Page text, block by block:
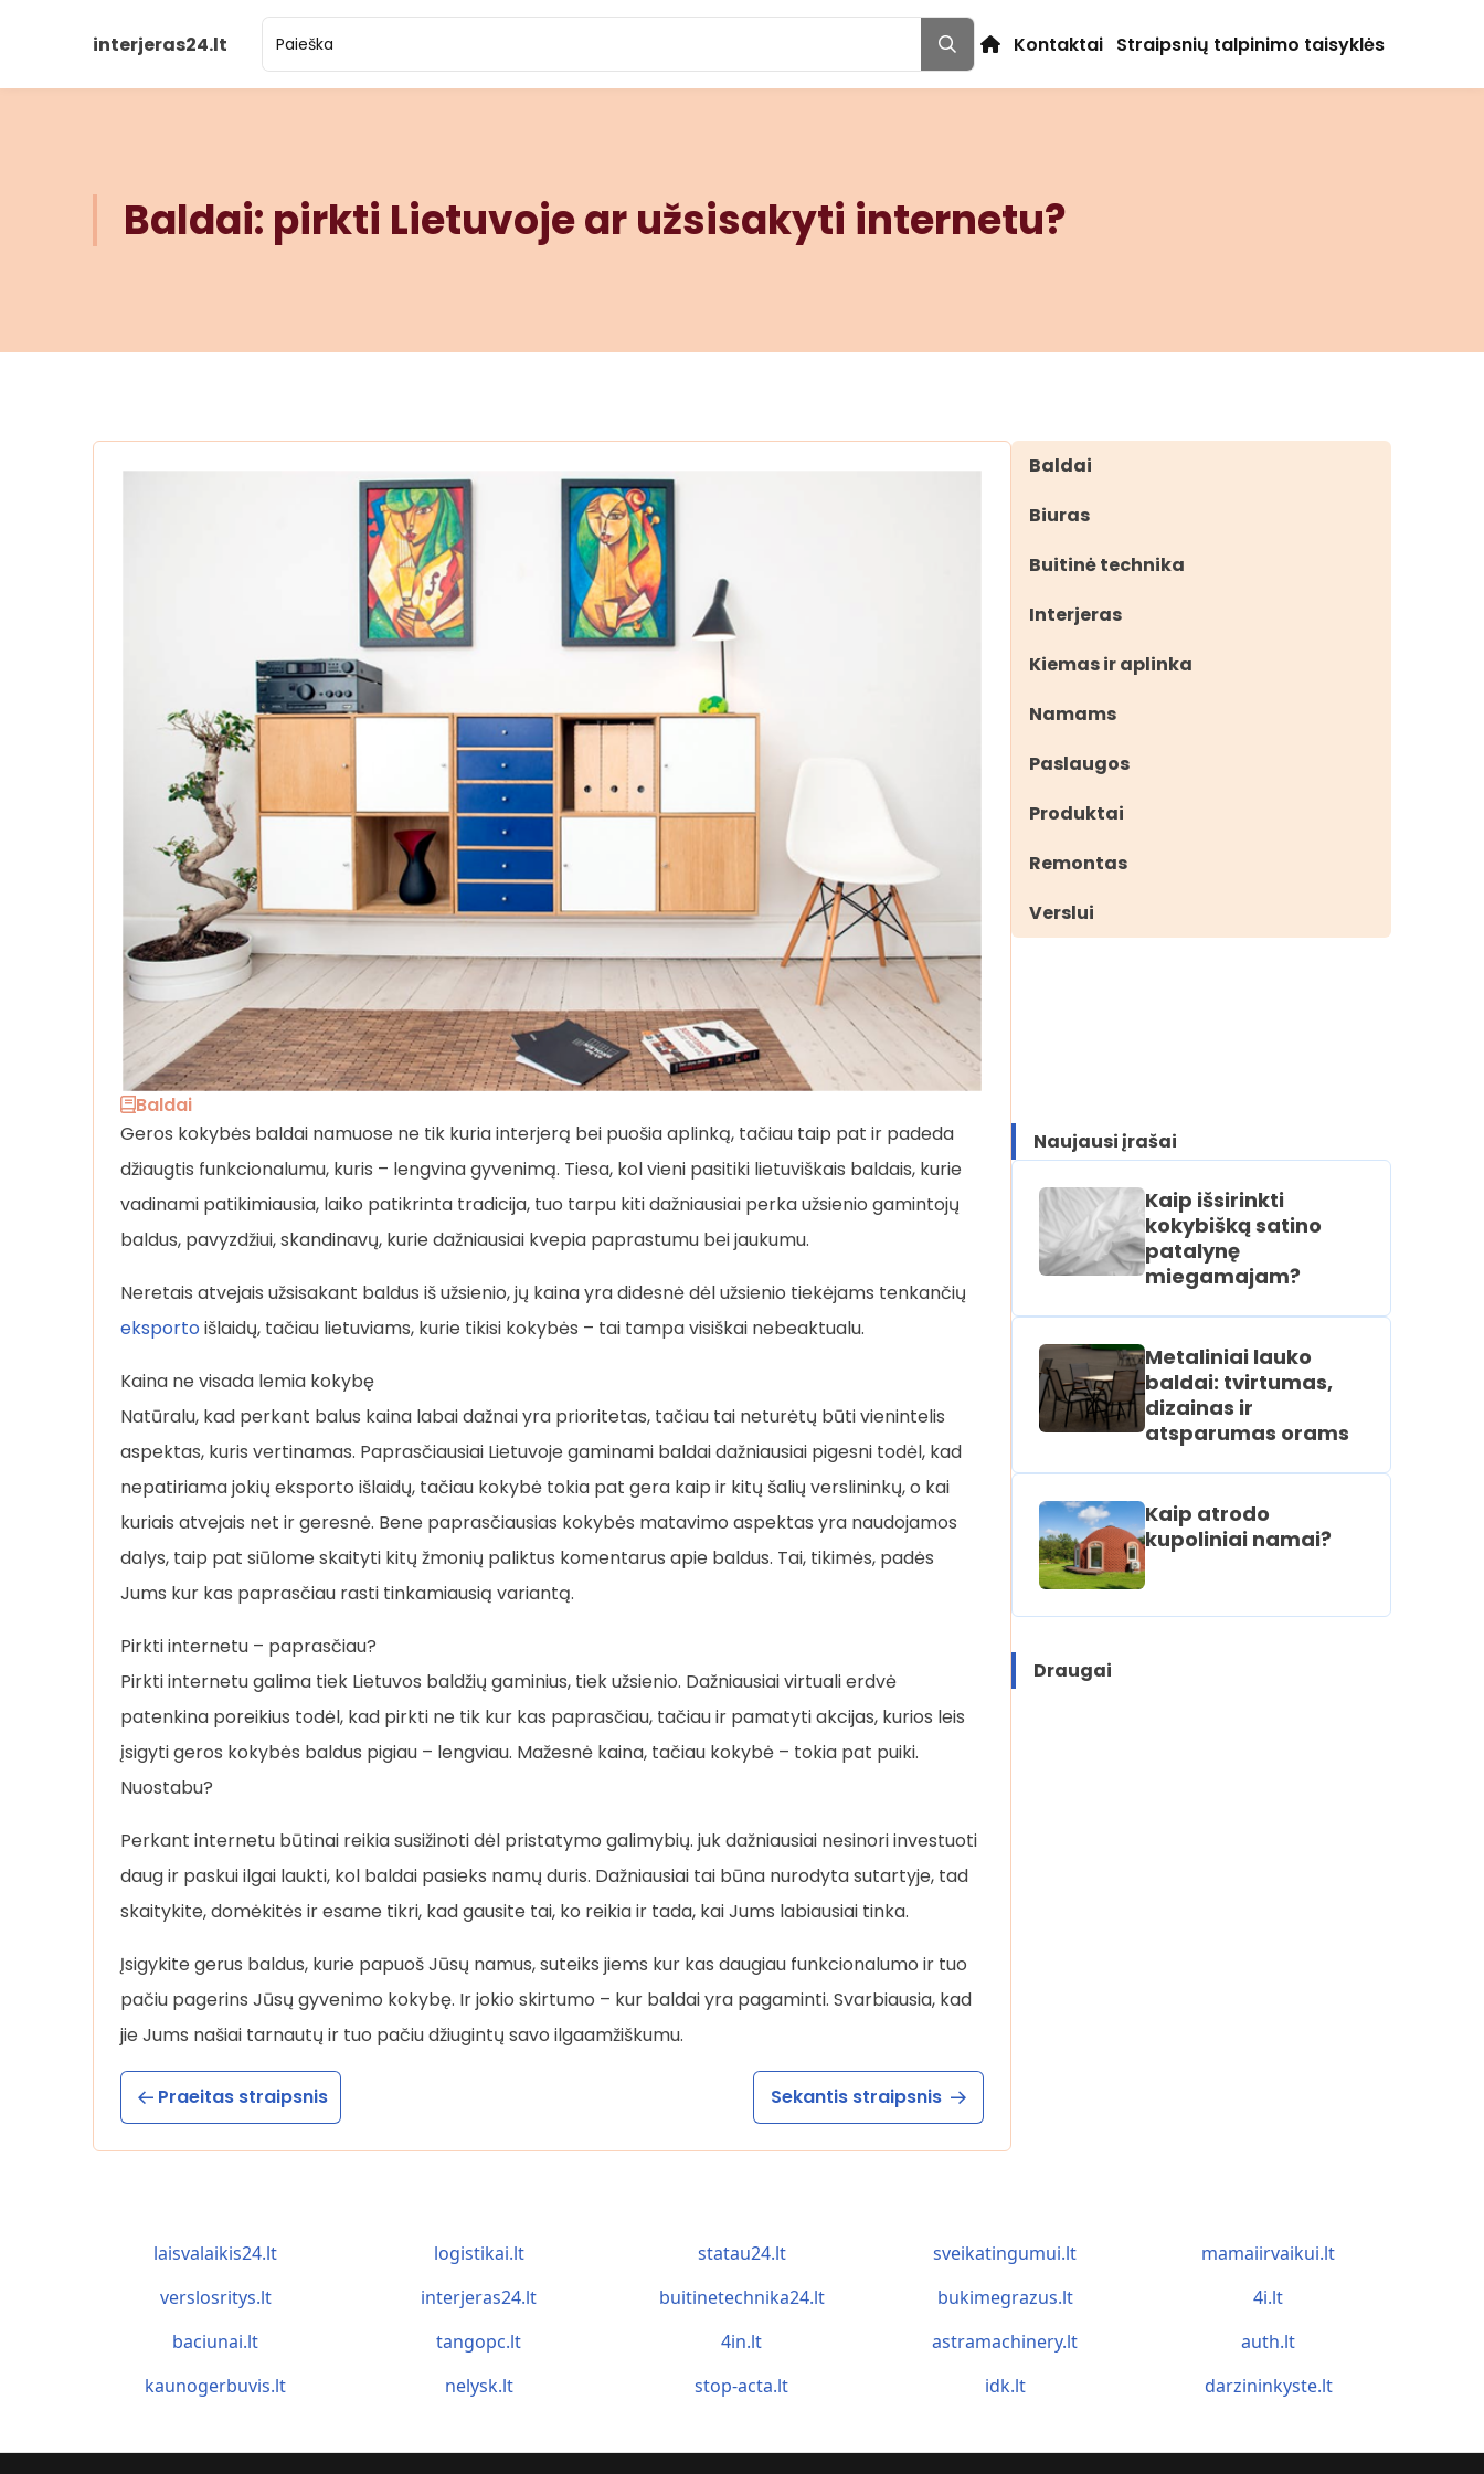
interjeras24.lt Kontaktai Straipsnių talpinimo taisyklės
Baldai: pirkti Lietuvoje ar užsisakyti internetu?
Baldai
Geros kokybės baldai namuose ne tik kuria interjerą bei puošia aplinką, tačiau taip pat ir padeda
džiaugtis funkcionalumu, kuris – lengvina gyvenimą. Tiesa, kol vieni pasitiki lietuviškais baldais, kurie
vadinami patikimiausia, laiko patikrinta tradicija, tuo tarpu kiti dažniausiai perka užsienio gamintojų
baldus, pavyzdžiui, skandinavų, kurie dažniausiai kvepia paprastumu bei jaukumu.
Neretais atvejais užsisakant baldus iš užsienio, jų kaina yra didesnė dėl užsienio tiekėjams tenkančių
eksporto išlaidų, tačiau lietuviams, kurie tikisi kokybės – tai tampa visiškai nebeaktualu.
Kaina ne visada lemia kokybę
Natūralu, kad perkant balus kaina labai dažnai yra prioritetas, tačiau tai neturėtų būti vienintelis
aspektas, kuris vertinamas. Paprasčiausiai Lietuvoje gaminami baldai dažniausiai pigesni todėl, kad
nepatiriama jokių eksporto išlaidų, tačiau kokybė tokia pat gera kaip ir kitų šalių verslininkų, o kai
kuriais atvejais net ir geresnė. Bene paprasčiausias kokybės matavimo aspektas yra naudojamos
dalys, taip pat siūlome skaityti kitų žmonių paliktus komentarus apie baldus. Tai, tikimės, padės
Jums kur kas paprasčiau rasti tinkamiausią variantą.
Pirkti internetu – paprasčiau?
Pirkti internetu galima tiek Lietuvos baldžių gaminius, tiek užsienio. Dažniausiai virtuali erdvė
patenkina poreikius todėl, kad pirkti ne tik kur kas paprasčiau, tačiau ir pamatyti akcijas, kurios leis
įsigyti geros kokybės baldus pigiau – lengviau. Mažesnė kaina, tačiau kokybė – tokia pat puiki.
Nuostabu?
Perkant internetu būtinai reikia susižinoti dėl pristatymo galimybių. juk dažniausiai nesinori investuoti
daug ir paskui ilgai laukti, kol baldai pasieks namų duris. Dažniausiai tai būna nurodyta sutartyje, tad
skaitykite, domėkitės ir esame tikri, kad gausite tai, ko reikia ir tada, kai Jums labiausiai tinka.
Įsigykite gerus baldus, kurie papuoš Jūsų namus, suteiks jiems kur kas daugiau funkcionalumo ir tuo
pačiu pagerins Jūsų gyvenimo kokybę. Ir jokio skirtumo – kur baldai yra pagaminti. Svarbiausia, kad
jie Jums našiai tarnautų ir tuo pačiu džiugintų savo ilgaamžiškumu.
Praeitas straipsnis Sekantis straipsnis
Baldai
Biuras
Buitinė technika
Interjeras
Kiemas ir aplinka
Namams
Paslaugos
Produktai
Remontas
Verslui
Naujausi įrašai
Kaip išsirinkti
kokybišką satino
patalynę
miegamajam?
Metaliniai lauko
baldai: tvirtumas,
dizainas ir
atsparumas orams
Kaip atrodo
kupoliniai namai?
Draugai
laisvalaikis24.lt logistikai.lt statau24.lt sveikatingumui.lt
mamaiirvaikui.lt
verslosritys.lt
interjeras24.lt buitinetechnika24.lt bukimegrazus.lt
4i.lt
baciunai.lt
tangopc.lt 4in.lt astramachinery.lt
auth.lt
kaunogerbuvis.lt
nelysk.lt stop-acta.lt idk.lt darzininkyste.lt